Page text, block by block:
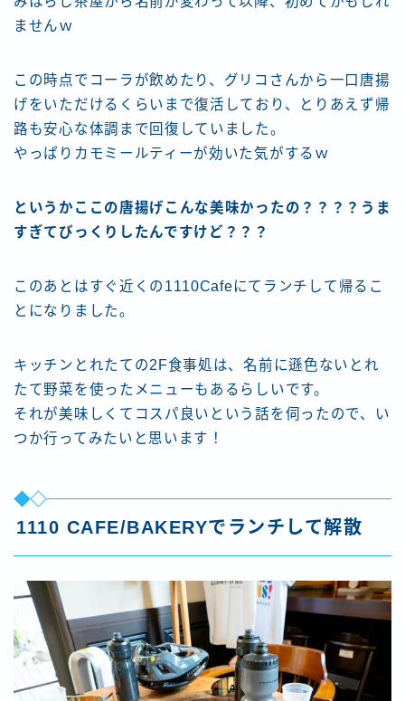
ませんｗ
この時点でコーラが飲めたり、グリコさんから一口唐揚
げをいただけるくらいまで復活しており、とりあえず帰
路も安心な体調まで回復していました。
やっぱりカモミールティーが効いた気がするｗ
というかここの唐揚げこんな美味かったの？？？？うま
すぎてびっくりしたんですけど？？？
このあとはすぐ近くの1110Cafeにてランチして帰るこ
とになりました。
キッチンとれたての2F食事処は、名前に遜色ないとれ
たて野菜を使ったメニューもあるらしいです。
それが美味しくてコスパ良いという話を伺ったので、い
つか行ってみたいと思います！
1110 CAFE/BAKERYでランチして解散